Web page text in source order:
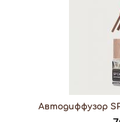
Автодиффузор